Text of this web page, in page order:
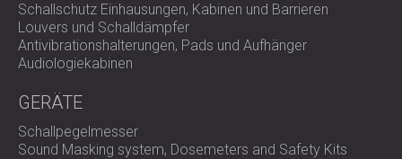
Schallschutz Einhausungen, Kabinen und Barrieren
Louvers und Schalldämpfer
Antivibrationshalterungen, Pads und Aufhänger
Audiologiekabinen
GERÄTE
Schallpegelmesser
Sound Masking system, Dosemeters and Safety Kits